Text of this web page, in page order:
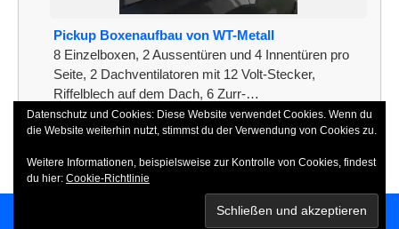
Pickup Boxenaufbau von WT-Metall
8 Einzelboxen, 2 Aussentüren und 4 Innentüren pro
Seite, 2 Dachventilatoren mit 12 Volt-Stecker,
Riffelblech auf dem Dach, 6 Zurr-…
[weiterlesen]
Datenschutz und Cookies: Diese Website verwendet Cookies. Wenn du
die Website weiterhin nutzt, stimmst du der Verwendung von Cookies zu.
Weitere Informationen, beispielsweise zur Kontrolle von Cookies, findest
du hier: Cookie-Richtlinie